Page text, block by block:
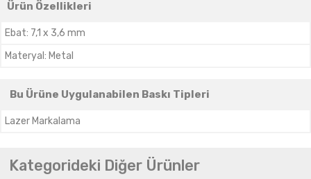
Ürün Özellikleri
Ebat: 7,1 x 3,6 mm
Materyal : Metal
Bu Ürüne Uygulanabilen Baskı Tipleri
Lazer Markalama
Kategorideki Diğer Ürünler